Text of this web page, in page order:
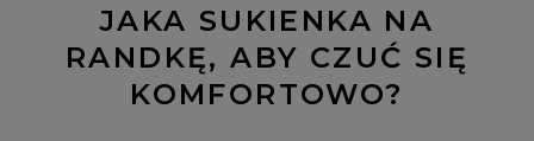
JAKA SUKIENKA NA
RANDKĘ, ABY CZUĆ SIĘ
KOMFORTOWO?